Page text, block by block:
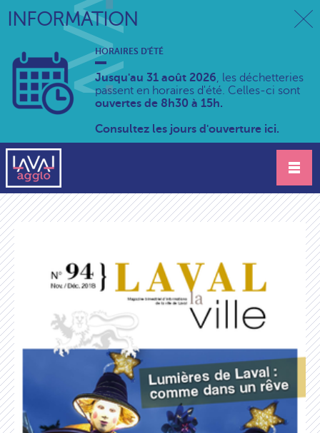
INFORMATION
HORAIRES D'ÉTÉ
Jusqu'au 31 août 2026, les déchetteries
passent en horaires d'été. Celles-ci sont
ouvertes de 8h30 à 15h.
Consultez les jours d'ouverture ici.